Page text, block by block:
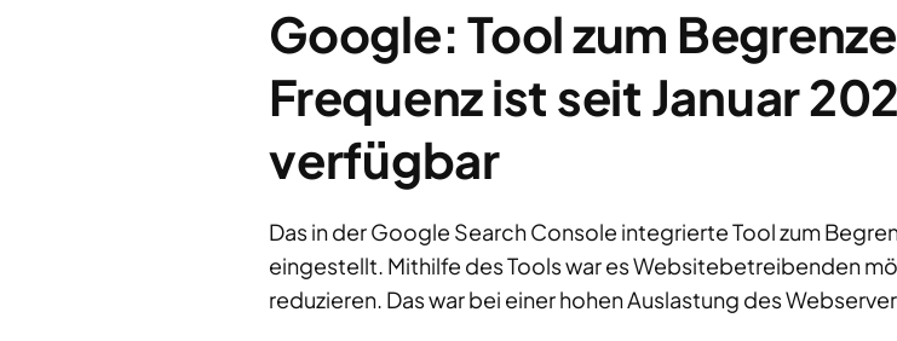
Google: Tool zum
Frequenz ist seit Januar
verfügbar
Das in der Google Search Console integrierte Tool zum
eingestellt. Mithilfe des Tools war es Websitebetreibenden
reduzieren. Das war bei einer hohen Auslastung des